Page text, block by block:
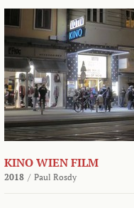
KINO WIEN FILM
2018 / Paul Rosdy